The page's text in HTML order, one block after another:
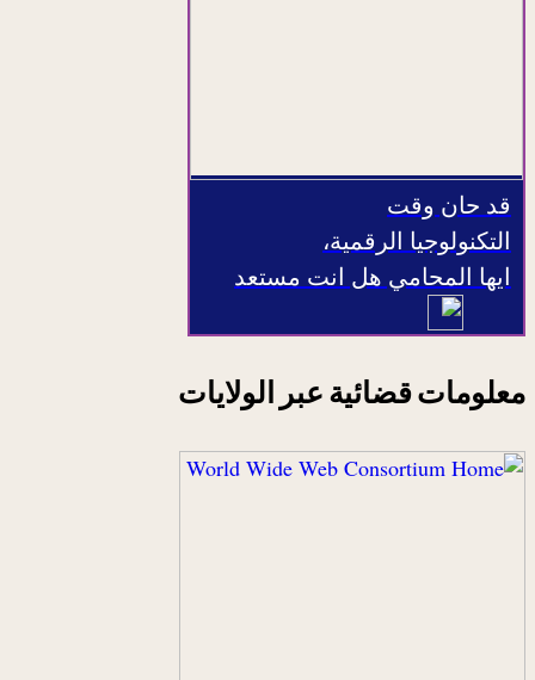
قد حان وقت
التكنولوجيا الرقمية،
ايها المحامي هل انت مستعد
معلومات قضائية عبر الولايات